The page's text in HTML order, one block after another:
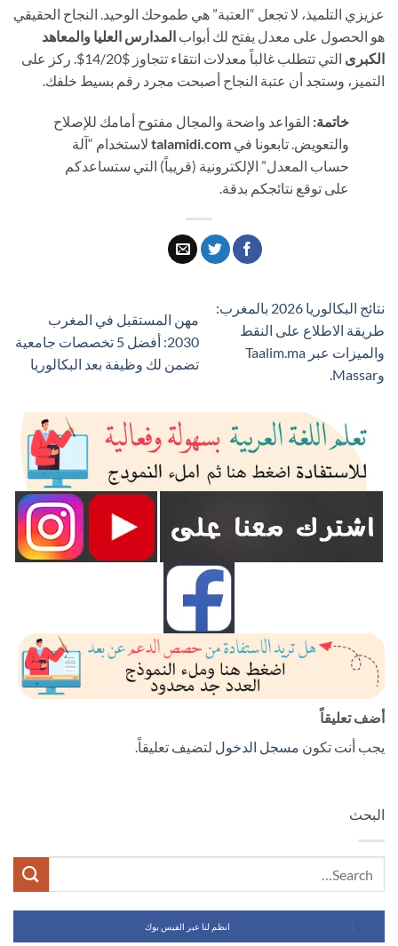
عزيزي التلميذ، لا تجعل “العتبة” هي طموحك الوحيد. النجاح الحقيقي
هو الحصول على معدل يفتح لك أبواب المدارس العليا والمعاهد
الكبرى
التي تتطلب غالباً معدلات انتقاء تتجاوز $14/20$. ركز على
التميز، وستجد أن عتبة النجاح أصبحت مجرد رقم بسيط خلفك.
خاتمة: القواعد واضحة والمجال مفتوح أمامك للإصلاح
والتعويض. تابعونا في talamidi.com لاستخدام “آلة
حساب المعدل” الإلكترونية (قريباً) التي ستساعدكم
على توقع نتائجكم بدقة.
نتائج البكالوريا 2026 بالمغرب:
طريقة الاطلاع على النقط
والميزات عبر Taalim.ma
وMassar.
مهن المستقبل في المغرب
2030: أفضل 5 تخصصات جامعية
تضمن لك وظيفة بعد البكالوريا
أضف تعليقاً
يجب أنت تكون مسجل الدخول لتضيف تعليقاً.
البحث
انظم لنا عبر الفيس بوك